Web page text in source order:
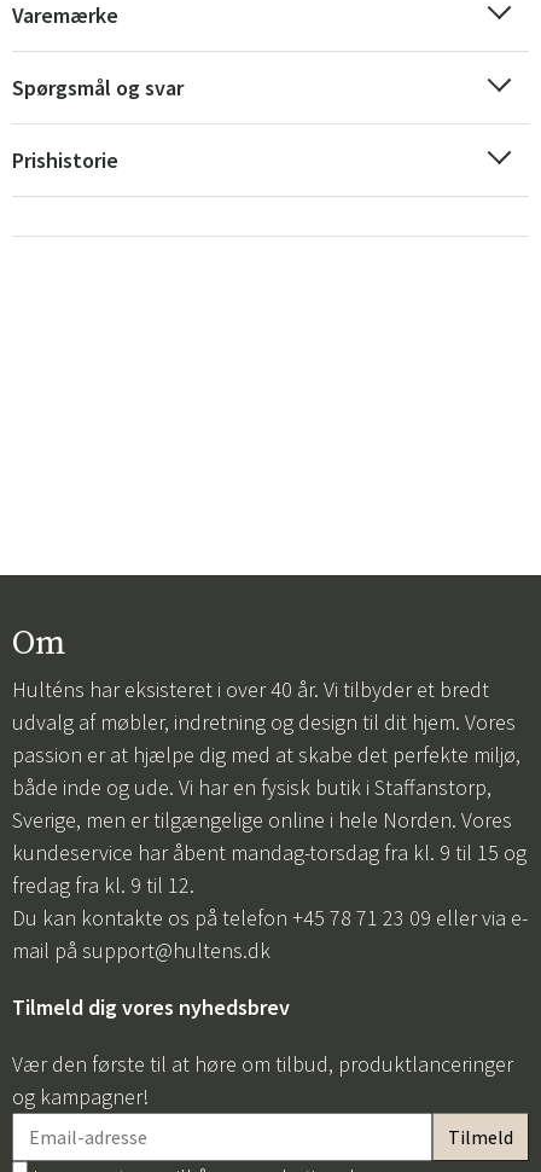
Varemærke
Spørgsmål og svar
Prishistorie
Om
Hulténs har eksisteret i over 40 år. Vi tilbyder et bredt
udvalg af møbler, indretning og design til dit hjem. Vores
passion er at hjælpe dig med at skabe det perfekte miljø,
både inde og ude. Vi har en fysisk butik i Staffanstorp,
Sverige, men er tilgængelige online i hele Norden. Vores
kundeservice har åbent mandag-torsdag fra kl. 9 til 15 og
fredag fra kl. 9 til 12.
Du kan kontakte os på telefon +45 78 71 23 09 eller via e-
mail på support@hultens.dk
Tilmeld dig vores nyhedsbrev
Vær den første til at høre om tilbud, produktlanceringer
og kampagner!